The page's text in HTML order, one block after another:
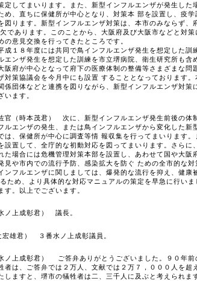
定してまいります。また、新型インフルエンザが発生した
め、直ちに保健所が中心となり、対策本 部を設置し、疫
図ります。新型インフルエンザ対策は、本市のみならず、
であります。このことから、大阪府及び大阪市などと対
の意見交換を行ってきたところです。
１８年度には共同で鳥インフルエンザ発生を想定した訓
エンザ発生を想定した訓練を市立堺病院、衛生研究所も含
府が中心となって府下の医療体制の整備等さまざまな問
対策協議会を今月中にも設置 することとなっております
係団体などと連携を図りながら、新型インフルエンザ対策
います。
官（時本茂君） 次に、新型インフルエンザ発生前後の体
エンザの発生、または鳥インフルエンザから変化した新
は、保健所が中心に調査等情 報収集を行ってまいります
設置して、全庁的な初動対応を図ってまいります。さらに
た場合には危機管理対策本部を設置し、あわせて国や大阪
見や市内での流行予防、感染拡大を防ぐ ための全市的な対
ンフルエンザに関しましては、爆発的な流行を抑え、健康
ため、より具体的な対応マニュアルの策定を早急に行い
す。以上でございます。
ノ上成彰君） 議長。
宏雄君） ３番水ノ上成彰議員。
ノ上成彰君） ご答弁ありがとうございました。９０年前
者は、ご答弁では２万人、文献では２万７，０００人を超
しますと、堺市の犠牲者は二、三千人に及ぶと考えられま